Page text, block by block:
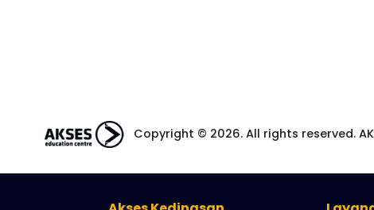
Copyright © 2026. All rights reserved.